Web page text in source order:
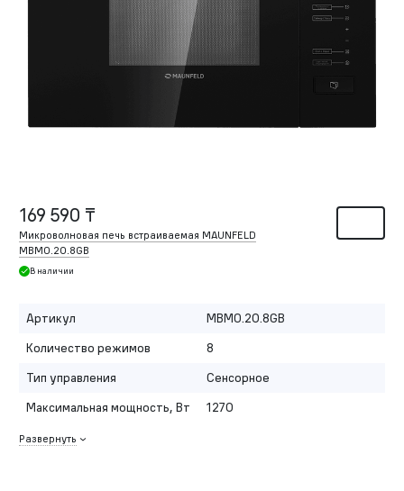
169 590 ₸
Микроволновая печь встраиваемая MAUNFELD
MBMO.20.8GB
В наличии
Артикул
MBMO.20.8GB
Количество режимов
8
Тип управления
Сенсорное
Максимальная мощность, Вт
1270
Развернуть